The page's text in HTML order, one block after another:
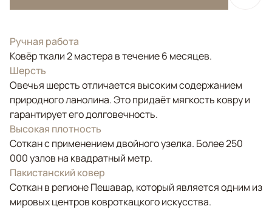
Ручная работа
Ковёр ткали 2 мастера в течение 6 месяцев.
Шерсть
Овечья шерсть отличается высоким содержанием
природного ланолина. Это придаёт мягкость ковру и
гарантирует его долговечность.
Высокая плотность
Соткан с применением двойного узелка. Более 250
000 узлов на квадратный метр.
Пакистанский ковер
Соткан в регионе Пешавар, который является одним из
мировых центров ковроткацкого искусства.